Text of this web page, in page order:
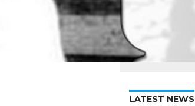
LATEST NEWS